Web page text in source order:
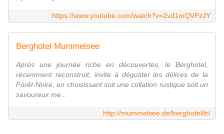
https://www.youtube.com/watch?v=2vd1mQVPzJY
Berghotel Mummelsee
Après une journée riche en découvertes, le Berghotel,
récemment reconstruit, invite à déguster les délices de la
Forêt-Noire, en choisissant soit une collation rustique soit un
savoureux me...
http://mummelsee.de/berghotel/fr/